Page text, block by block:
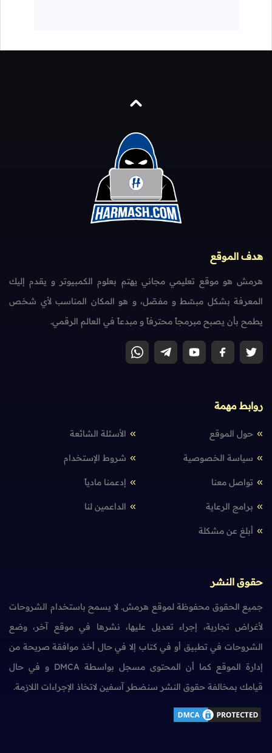
هدف الموقع
هرمش هو موقع تعليمي مجاني يهتم بعلوم الكمبيوتر و يقدم إليك
المعرفة بشكل مبسّط و مفصّل، و هو المكان المناسب لأي شخص
يطمح بأن يصبح مبرمجاً محترفاً و مبدعاً في العالم الرقمي.
روابط مهمة
حول الموقع الأسئلة الشائعة
سياسة الخصوصية شروط الإستخدام
تواصل معنا إدعمنا مادياً
برامج الرعاية الداعمين لنا
أبلغ عن مشكلة
حقوق النشر
جميع الحقوق محفوظة لموقع هرمش. لا يسمح باستخدام الشروحات
لأغراض تجارية، إجراء تعديل عليها، نشرها في موقع آخر، وضع
الشروحات في تطبيق أو في كتاب إلا في حال أخذ موافقة صريحة من
إدارة الموقع كما أن المحتوى مسجل بواسطة DMCA و في حال
قيامك بمخالفة حقوق النشر سنضطر آسفين لاتخاذ الإجراءات اللازمة.